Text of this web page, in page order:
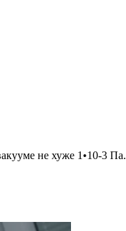
не хуже 1•10-3 Па.